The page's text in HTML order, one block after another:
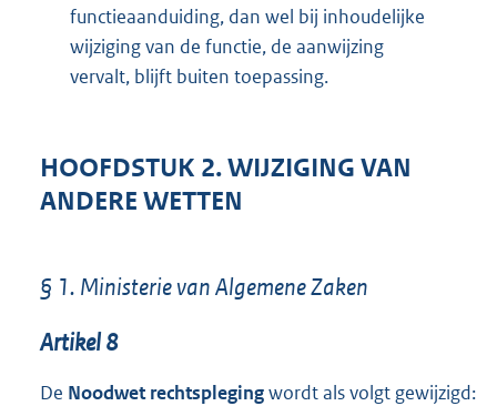
functieaanduiding, dan wel bij inhoudelijke
wijziging van de functie, de aanwijzing
vervalt, blijft buiten toepassing.
HOOFDSTUK 2. WIJZIGING VAN
ANDERE WETTEN
§ 1. Ministerie van Algemene Zaken
Artikel 8
De Noodwet rechtsplegingwordt als volgt gewijzigd: